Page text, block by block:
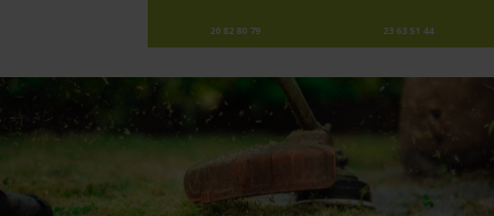
20 82 80 79 23 63 51 44